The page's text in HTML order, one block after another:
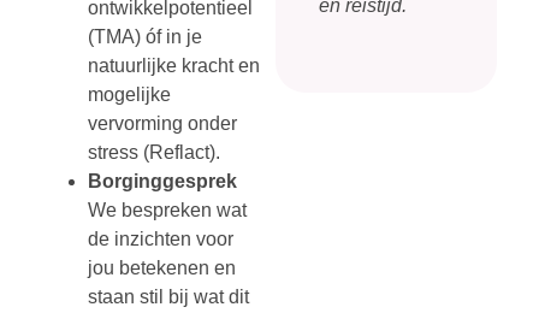
ontwikkelpotentieel
(TMA) óf in je
natuurlijke kracht en
mogelijke
vervorming onder
stress (Reflact).
Borginggesprek
We bespreken wat
de inzichten voor
jou betekenen en
staan stil bij wat dit
en reistijd.